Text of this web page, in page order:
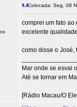
Colocada: Seg, 08
comprei um fato ao
excelente
como disse o José,
Mar onde se esvai
Até se tornar em
[Rádio Macau/O